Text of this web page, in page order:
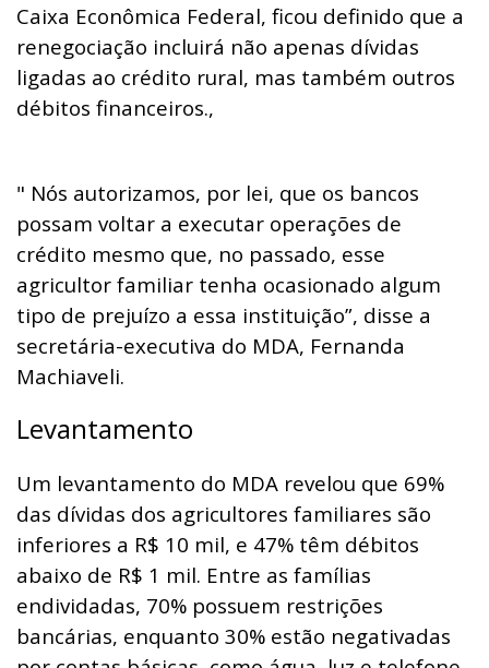
Caixa Econômica Federal, ficou definido que a
renegociação incluirá não apenas dívidas
ligadas ao crédito rural, mas também outros
débitos financeiros.,
" Nós autorizamos, por lei, que os bancos
possam voltar a executar operações de
crédito mesmo que, no passado, esse
agricultor familiar tenha ocasionado algum
tipo de prejuízo a essa instituição”, disse a
secretária-executiva do MDA, Fernanda
Machiaveli.
Levantamento
Um levantamento do MDA revelou que 69%
das dívidas dos agricultores familiares são
inferiores a R$ 10 mil, e 47% têm débitos
abaixo de R$ 1 mil. Entre as famílias
endividadas, 70% possuem restrições
bancárias, enquanto 30% estão negativadas